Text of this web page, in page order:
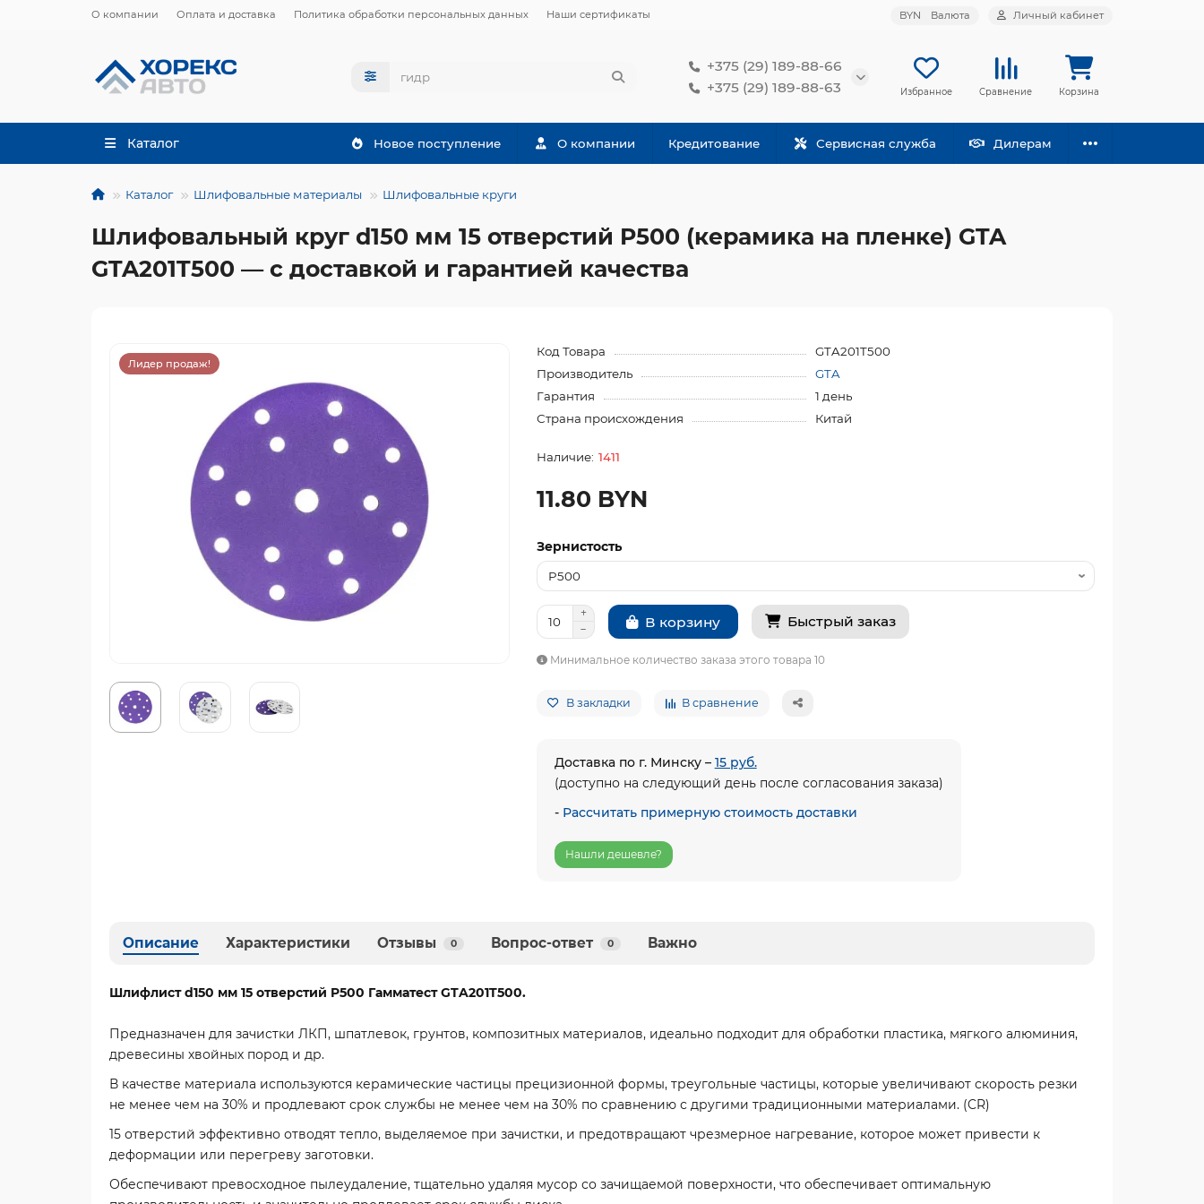
О компании Оплата и доставка Политика обработки персональных данных Наши сертификаты BYN Валюта Личный кабинет
+375 (29) 189-88-66
+375 (29) 189-88-63
Избранное Сравнение Корзина
Каталог Новое поступление О компании Кредитование Сервисная служба Дилерам
Каталог Шлифовальные материалы Шлифовальные круги
Шлифовальный круг d150 мм 15 отверстий P500 (керамика на пленке) GTA
GTA201T500 — с доставкой и гарантией качества
Лидер продаж!
Код Товара
GTA201T500
Производитель
GTA
Гарантия
1 день
Страна происхождения
Китай
1411
11.80 BYN
Зернистость
В корзину Быстрый заказ
Минимальное количество заказа этого товара 10
В закладки В сравнение
Доставка по г. Минску – 15 руб.
(доступно на следующий день после согласования заказа)
- Рассчитать примерную стоимость доставки
Нашли дешевле?
Описание Характеристики Отзывы 0 Вопрос-ответ 0 Важно
Шлифлист d150 мм 15 отверстий P500 Гамматест GTA201T500.
Предназначен для зачистки ЛКП, шпатлевок, грунтов, композитных материалов, идеально подходит для обработки пластика, мягкого алюминия,
древесины хвойных пород и др.
В качестве материала используются керамические частицы прецизионной формы, треугольные частицы, которые увеличивают скорость резки
не менее чем на 30% и продлевают срок службы не менее чем на 30% по сравнению с другими традиционными материалами. (CR)
15 отверстий эффективно отводят тепло, выделяемое при зачистки, и предотвращают чрезмерное нагревание, которое может привести к
деформации или перегреву заготовки.
Обеспечивают превосходное пылеудаление, тщательно удаляя мусор со зачищаемой поверхности, что обеспечивает оптимальную